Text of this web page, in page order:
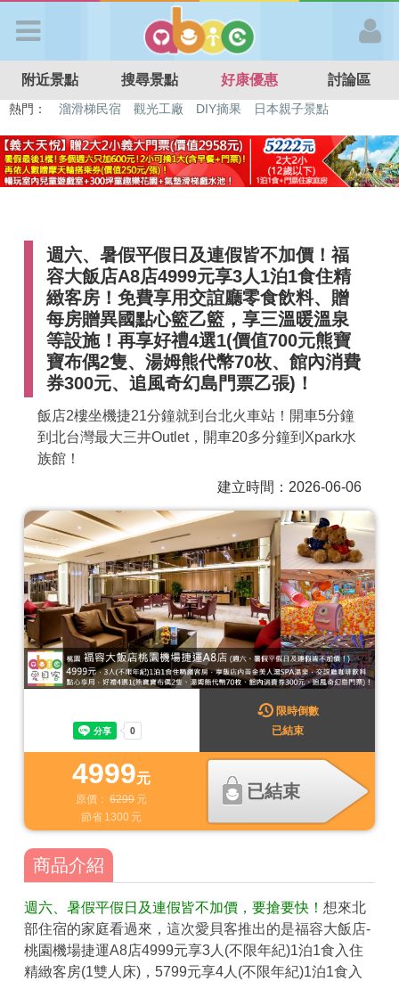
APP登入
首 頁
好康優惠
最新消息
最新留言
商家合作
討論區
聯絡我們
APP下載
附近景點 搜尋景點 好康優惠 討論區
熱門： 特色遊戲場 親子住房優惠 台北親子餐廳
溫泉泡湯SPA
週六、暑假平假日及連假皆不加價！福
容大飯店A8店4999元享3人1泊1食住精
緻客房！免費享用交誼廳零食飲料、贈
每房贈異國點心籃乙籃，享三溫暖溫泉
等設施！再享好禮4選1(價值700元熊寶
寶布偶2隻、湯姆熊代幣70枚、館內消費
券300元、追風奇幻島門票乙張)！
飯店2樓坐機捷21分鐘就到台北火車站！開車5分鐘
到北台灣最大三井Outlet，開車20多分鐘到Xpark水
族館！
建立時間：2026-06-06
4999元
原價： 6299元
節省 1300 元
已結束
限時倒數
已結束
商品介紹
週六、暑假平假日及連假皆不加價，要搶要快！ 想來北
部住宿的家庭看過來，這次愛貝客推出的是福容大飯店-
桃園機場捷運A8店4999元享3人(不限年紀)1泊1食入住
精緻客房(1雙人床)，5799元享4人(不限年紀)1泊1食入